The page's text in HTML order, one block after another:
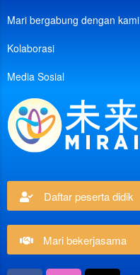
Mari bergabung dengan kami
Kolaborasi
Media Sosial
Daftar peserta didik
Mari bekerjasama